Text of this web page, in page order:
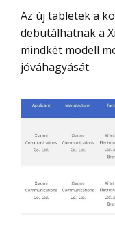
Az új tabletek a következő hónapban (októberben)
debütálhatnak a
mindkét modell
jóváhagyását.